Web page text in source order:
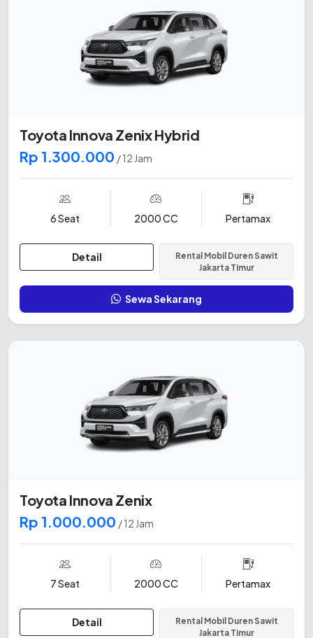
Toyota Innova Zenix Hybrid
Rp 1.300.000 / 12 Jam
6 Seat 2000 CC Pertamax
Detail
Rental Mobil Duren Sawit
Jakarta Timur
Sewa Sekarang
Toyota Innova Zenix
Rp 1.000.000 / 12 Jam
7 Seat 2000 CC Pertamax
Detail
Rental Mobil Duren Sawit
Jakarta Timur